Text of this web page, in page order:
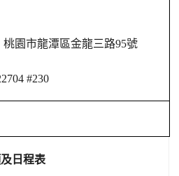
桃園市龍潭區金龍三路95號
#230
日程表